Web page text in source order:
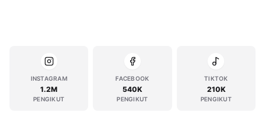
INSTAGRAM
1.2M
PENGIKUT
FACEBOOK
540K
PENGIKUT
TIKTOK
210K
PENGIKUT